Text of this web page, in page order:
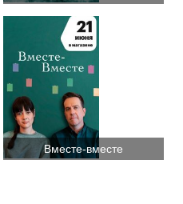
Вместе-вместе